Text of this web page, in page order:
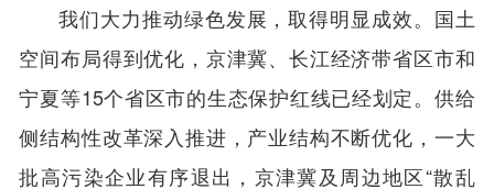
我们大力推动绿色发展，取得明显成效。国土
空间布局得到优化，京津冀、长江经济带省区市和
宁夏等15个省区市的生态保护红线已经划定。供给
侧结构性改革深入推进，产业结构不断优化，一大
批高污染企业有序退出，京津冀及周边地区“散乱